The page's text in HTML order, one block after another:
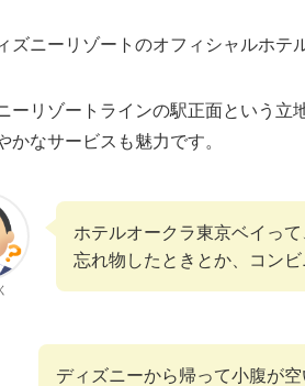
ズニーリゾートのオフィシャルホテ
ーリゾートラインの駅正面という立
かなサービスも魅力です。
ホテルオークラ東京ベイって
忘れ物したときとか、コン
ディズニーから帰って小腹が空